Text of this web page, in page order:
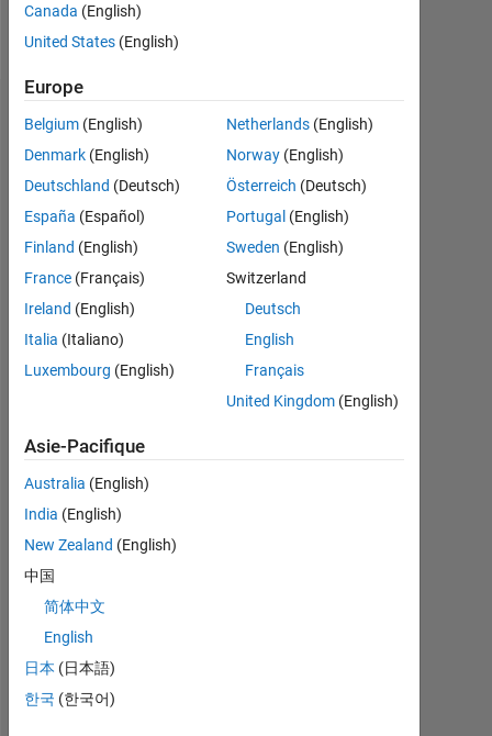
Follow
Tableau de bord
Statistiques
MATLAB Answers
CONTRIBUTIONS
0
2
RANG
289
028
RÉPUTATION
Canada (English)
United States (English)
Europe
Belgium (English)
Denmark (English)
Deutschland (Deutsch)
España (Español)
Finland (English)
France (Français)
Ireland (English)
Italia (Italiano)
Luxembourg (English)
Netherlands(English)
Norway(English)
Österreich (Deutsch)
Portugal (English)
Sweden (English)
Switzerland
Deutsch
English
Français
United Kingdom(English)
Asie-Pacifique
Australia (English)
India (English)
New Zealand (English)
中国
简体中文
English
日本 (日本語)
한국 (한국어)